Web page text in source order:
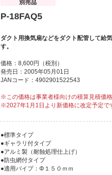
P-18FAQ5
ダクト用換気扇などをダクト配管して給
す。
価格：8,600円（税別）
発売日：2005年05月01日
JANコード：4902901522543
※この価格は事業者様向けの積算見積価
※2027年1月1日より新価格に改定予定で
●標準タイプ
●ギャラリ付タイプ
●アルミ製（耐蝕処理仕上げ）
●防虫網付タイプ
●適用パイプ：Φ１５０ｍｍ